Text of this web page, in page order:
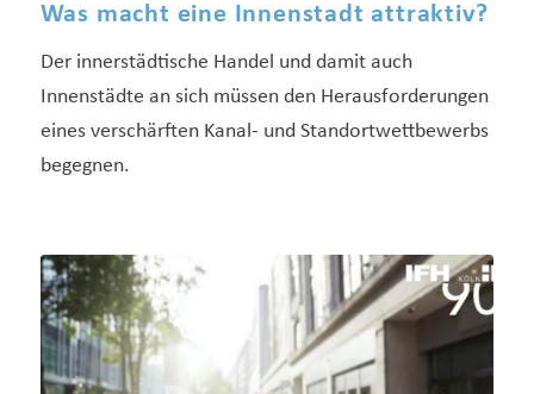
Was macht eine Innenstadt attraktiv?
Der innerstädtische Handel und damit auch
Innenstädte an sich müssen den Herausforderungen
eines verschärften Kanal- und Standortwettbewerbs
begegnen.